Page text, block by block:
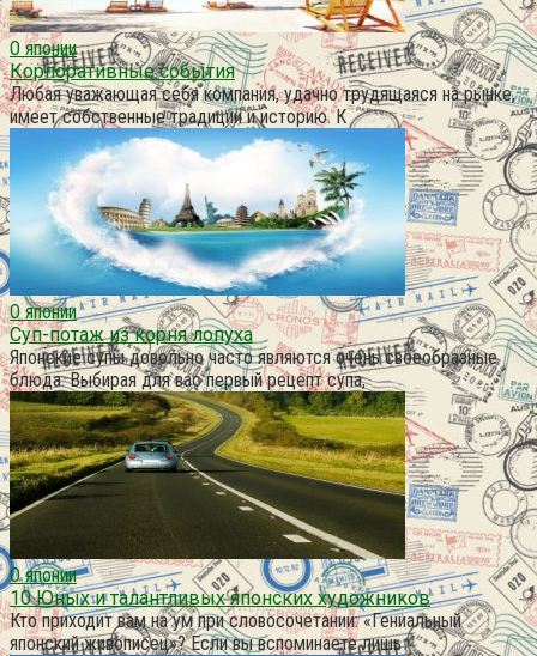
О японии
Корпоративные события
Любая уважающая себя компания, удачно трудящаяся на рынке,
имеет собственные традиции и историю. К
О японии
Суп-потаж из корня лопуха
Японские супы довольно часто являются очень своеобразные
блюда. Выбирая для вас первый рецепт супа,
О японии
10 Юных и талантливых японских художников
Кто приходит вам на ум при словосочетании: «Гениальный
японский живописец»? Если вы вспоминаете лишь